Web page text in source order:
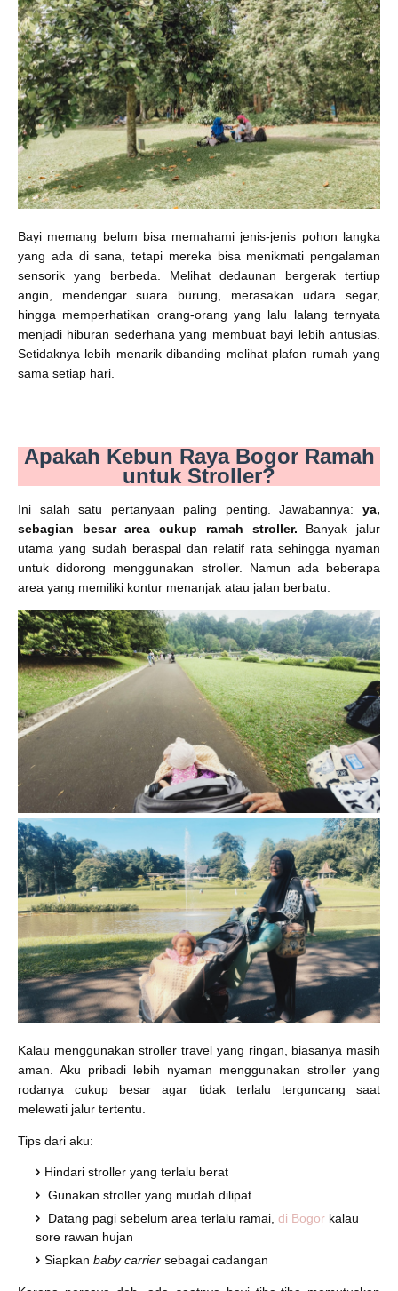
Bayi memang belum bisa memahami jenis-jenis pohon langka
yang ada di sana, tetapi mereka bisa menikmati pengalaman
sensorik yang berbeda. Melihat dedaunan bergerak tertiup
angin, mendengar suara burung, merasakan udara segar,
hingga memperhatikan orang-orang yang lalu lalang ternyata
menjadi hiburan sederhana yang membuat bayi lebih antusias.
Setidaknya lebih menarik dibanding melihat plafon rumah yang
sama setiap hari.
Apakah Kebun Raya Bogor Ramah
untuk Stroller?
Ini salah satu pertanyaan paling penting. Jawabannya: ya,
sebagian besar area cukup ramah stroller. Banyak jalur
utama yang sudah beraspal dan relatif rata sehingga nyaman
untuk didorong menggunakan stroller. Namun ada beberapa
area yang memiliki kontur menanjak atau jalan berbatu.
Kalau menggunakan stroller travel yang ringan, biasanya masih
aman. Aku pribadi lebih nyaman menggunakan stroller yang
rodanya cukup besar agar tidak terlalu terguncang saat
melewati jalur tertentu.
Tips dari aku:
Hindari stroller yang terlalu berat
Gunakan stroller yang mudah dilipat
Datang pagi sebelum area terlalu ramai, di Bogor kalau
sore rawan hujan
Siapkan baby carrier sebagai cadangan